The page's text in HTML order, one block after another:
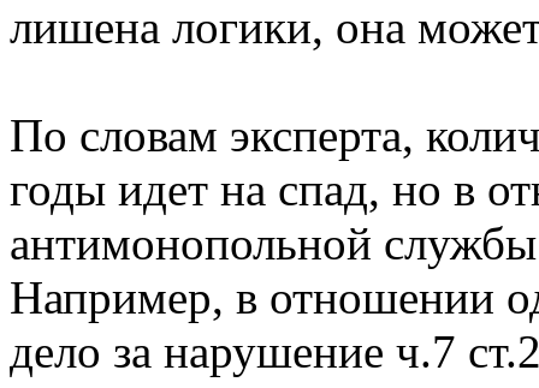
лишена логики, она
По словам эксперта,
годы идет на спад, но в
антимонопольной
Например, в отношении
дело за нарушение ч.7